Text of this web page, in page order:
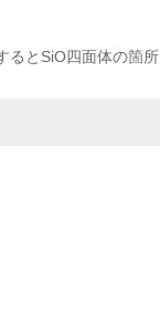
るとSiO四面体の箇所